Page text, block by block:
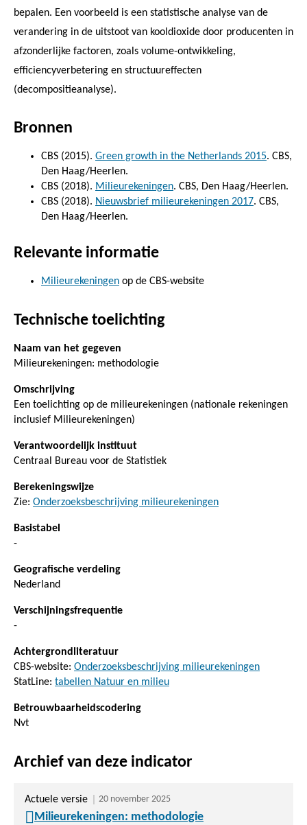
bepalen. Een voorbeeld is een statistische analyse van de
verandering in de uitstoot van kooldioxide door producenten in
afzonderlijke factoren, zoals volume-ontwikkeling,
efficiencyverbetering en structuureffecten
(decompositieanalyse).
Bronnen
CBS (2015). Green growth in the Netherlands 2015. CBS,
Den Haag/Heerlen.
CBS (2018). Milieurekeningen. CBS, Den Haag/Heerlen.
CBS (2018). Nieuwsbrief milieurekeningen 2017. CBS,
Den Haag/Heerlen.
Relevante informatie
Milieurekeningen op de CBS-website
Technische toelichting
Naam van het gegeven
Milieurekeningen: methodologie
Omschrijving
Een toelichting op de milieurekeningen (nationale rekeningen
inclusief Milieurekeningen)
Verantwoordelijk instituut
Centraal Bureau voor de Statistiek
Berekeningswijze
Zie: Onderzoeksbeschrijving milieurekeningen
Basistabel
-
Geografische verdeling
Nederland
Verschijningsfrequentie
-
Achtergrondliteratuur
CBS-website: Onderzoeksbeschrijving milieurekeningen
StatLine: tabellen Natuur en milieu
Betrouwbaarheidscodering
Nvt
Archief van deze indicator
Actuele versie 20 november 2025
Milieurekeningen: methodologie